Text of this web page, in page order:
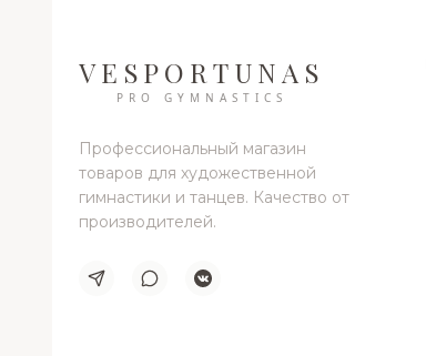
VESPORTUNAS
PRO GYMNASTICS
Профессиональный магазин
товаров для художественной
гимнастики и танцев. Качество от
производителей.